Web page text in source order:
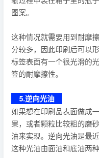
图案。
这种情况就需要用到耐摩
分较多，因此印刷后可以
标签表面有一个很光滑的
签的耐摩擦性。
5.逆向光油
如果想在印刷品表面做成
果，或者颗粒比较粗的磨
油来实现。逆向光油是最
这种光油由面油和底油两种